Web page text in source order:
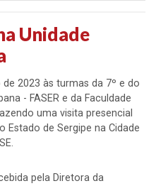
Unidade
2023 às turmas da 7º e do
- FASER e da Faculdade
uma visita presencial
Estado de Sergipe na Cidade
pela Diretora da